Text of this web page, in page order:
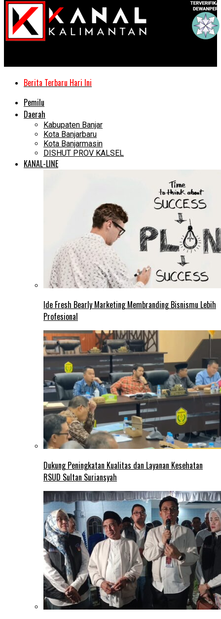
Berita Terbaru Hari Ini
Pemilu
Daerah
Kabupaten Banjar
Kota Banjarbaru
Kota Banjarmasin
DISHUT PROV KALSEL
KANAL-LINE
Ide Fresh Bearly Marketing Membranding Bisnismu Lebih
Profesional
Dukung Peningkatan Kualitas dan Layanan Kesehatan
RSUD Sultan Suriansyah